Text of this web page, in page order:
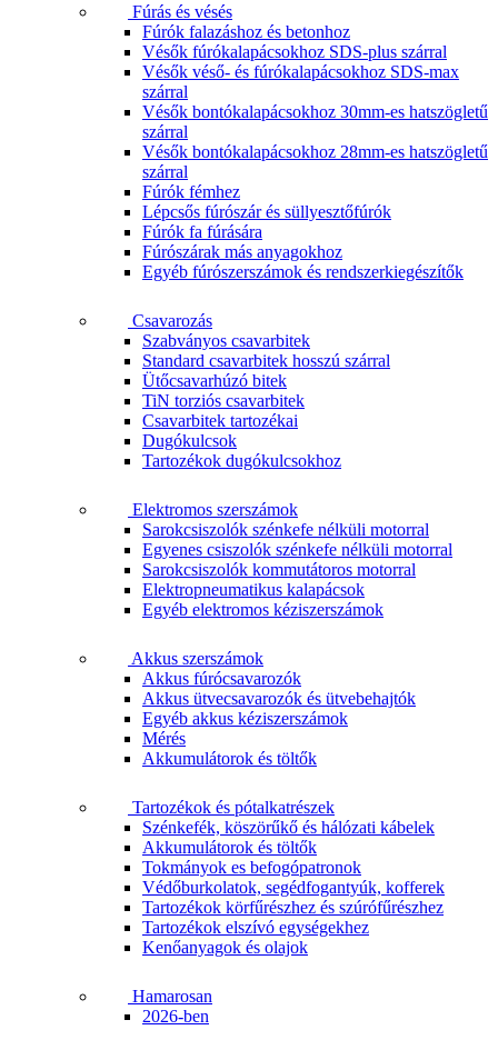
Fúrás és vésés
Fúrók falazáshoz és betonhoz
Vésők fúrókalapácsokhoz SDS-plus szárral
Vésők véső- és fúrókalapácsokhoz SDS-max
szárral
Vésők bontókalapácsokhoz 30mm-es hatszögletű
szárral
Vésők bontókalapácsokhoz 28mm-es hatszögletű
szárral
Fúrók fémhez
Lépcsős fúrószár és süllyesztőfúrók
Fúrók fa fúrására
Fúrószárak más anyagokhoz
Egyéb fúrószerszámok és rendszerkiegészítők
Csavarozás
Szabványos csavarbitek
Standard csavarbitek hosszú szárral
Ütőcsavarhúzó bitek
TiN torziós csavarbitek
Csavarbitek tartozékai
Dugókulcsok
Tartozékok dugókulcsokhoz
Elektromos szerszámok
Sarokcsiszolók szénkefe nélküli motorral
Egyenes csiszolók szénkefe nélküli motorral
Sarokcsiszolók kommutátoros motorral
Elektropneumatikus kalapácsok
Egyéb elektromos kéziszerszámok
Akkus szerszámok
Akkus fúrócsavarozók
Akkus ütvecsavarozók és ütvebehajtók
Egyéb akkus kéziszerszámok
Mérés
Akkumulátorok és töltők
Tartozékok és pótalkatrészek
Szénkefék, köszörűkő és hálózati kábelek
Akkumulátorok és töltők
Tokmányok es befogópatronok
Védőburkolatok, segédfogantyúk, kofferek
Tartozékok körfűrészhez és szúrófűrészhez
Tartozékok elszívó egységekhez
Kenőanyagok és olajok
Hamarosan
2026-ben